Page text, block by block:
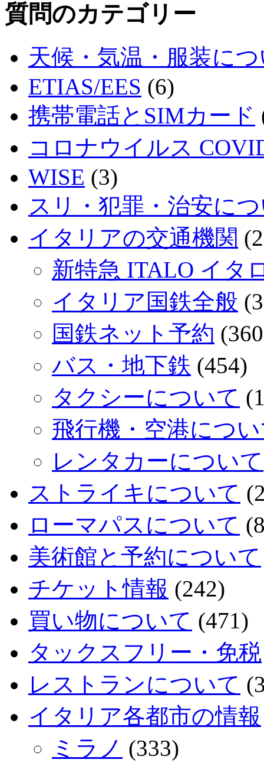
質問のカテゴリー
天候・気温・服装に
ETIAS/EES (6)
携帯電話とSIMカード
コロナウイルス
WISE (3)
スリ・犯罪・治安に
イタリアの交通機関
新特急 ITALO イタ
イタリア国鉄全般
国鉄ネット予約
バス・地下鉄 (454)
タクシーについて
飛行機・空港につ
レンタカーについて
ストライキについて
ローマパスについて
美術館と予約について
チケット情報 (242)
買い物について (471)
タックスフリー・免税
レストランについて
イタリア各都市の情報
ミラノ (333)